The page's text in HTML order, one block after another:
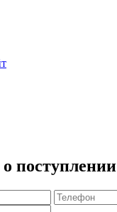
поступлении